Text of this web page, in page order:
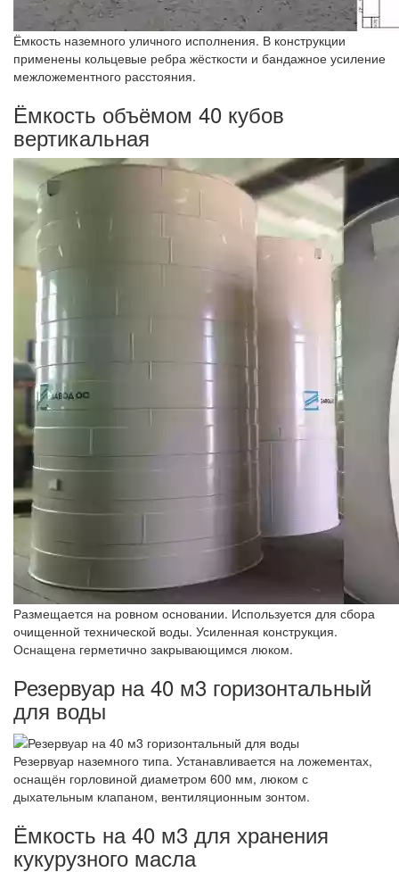
Ёмкость наземного уличного исполнения. В конструкции
применены кольцевые ребра жёсткости и бандажное усиление
межложементного расстояния.
Ёмкость объёмом 40 кубов
вертикальная
Размещается на ровном основании. Используется для сбора
очищенной технической воды. Усиленная конструкция.
Оснащена герметично закрывающимся люком.
Резервуар на 40 м3 горизонтальный
для воды
Резервуар наземного типа. Устанавливается на ложементах,
оснащён горловиной диаметром 600 мм, люком с
дыхательным клапаном, вентиляционным зонтом.
Ёмкость на 40 м3 для хранения
кукурузного масла